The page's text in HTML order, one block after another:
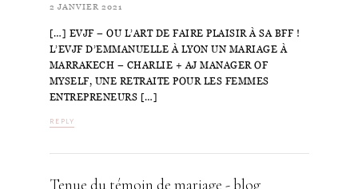
2 JANVIER 2021
[…] EVJF – OU L’ART DE FAIRE PLAISIR À SA BFF !
L’EVJF D’EMMANUELLE À LYON UN MARIAGE À
MARRAKECH – CHARLIE + AJ MANAGER OF
MYSELF, UNE RETRAITE POUR LES FEMMES
ENTREPRENEURS […]
REPLY
Tenue du témoin de mariage - blog